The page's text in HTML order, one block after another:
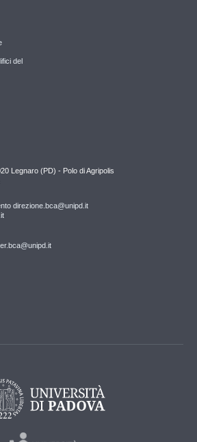
del
Legnaro (PD) - Polo di Agripolis
direzione.bca@unipd.it